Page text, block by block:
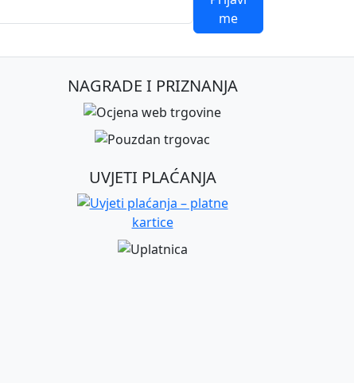
me
NAGRADE I PRIZNANJA
UVJETI PLAĆANJA